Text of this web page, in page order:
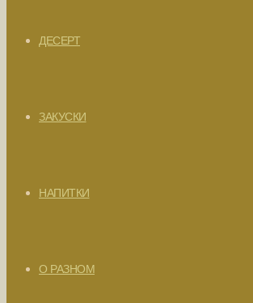
ДЕСЕРТ
ЗАКУСКИ
НАПИТКИ
О РАЗНОМ